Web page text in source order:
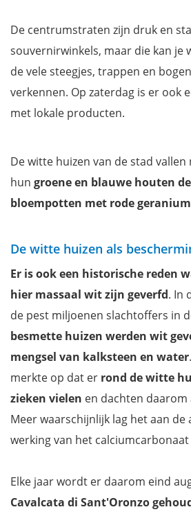
De centrumstraten zijn druk en
souvernirwinkels, maar die kan je
de vele steegjes, trappen en
verkennen. Op zaterdag is er ook
met lokale producten.
De witte huizen van de stad
hun groene en blauwe houten
bloempotten met rode
De witte huizen als
Er is ook een historische reden
hier massaal wit zijn geverfd. In
de pest miljoenen slachtoffers in
besmette huizen werden wit
mengsel van kalksteen en water
merkte op dat er rond de witte
zieken vielen en dachten daarom
Meer waarschijnlijk lag het aan
werking van het
Elke jaar wordt er daarom eind
Cavalcata di Sant'Oronzo